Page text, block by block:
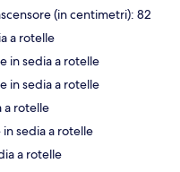
(in centimetri): 82
a rotelle
in sedia a rotelle
in sedia a rotelle
a rotelle
sedia a rotelle
a rotelle